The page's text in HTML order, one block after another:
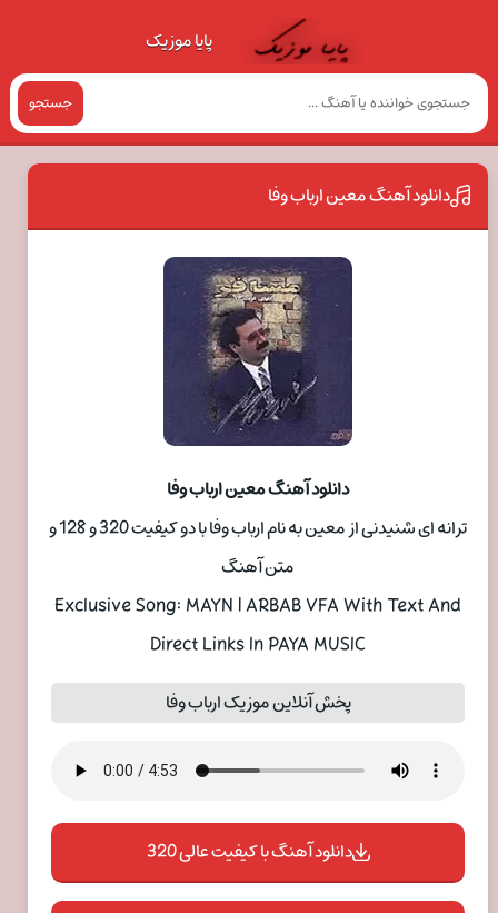
پایا موزیک
جستجو
دانلود آهنگ معین ارباب وفا
دانلود آهنگ معین ارباب وفا
ترانه ای شنیدنی از معین به نام ارباب وفا با دو کیفیت 320 و 128 و
متن آهنگ
Exclusive Song: MAYN | ARBAB VFA With Text And
Direct Links In PAYA MUSIC
پخش آنلاین موزیک ارباب وفا
دانلود آهنگ با کیفیت عالی 320